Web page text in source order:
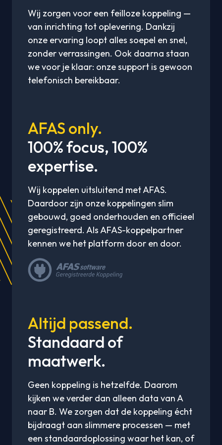
Wij zorgen voor een feilloze koppeling —
van inrichting tot oplevering. Dankzij
onze ervaring loopt alles soepel en snel,
zonder verrassingen. Ook daarna staan
we voor je klaar: onze support is gewoon
telefonisch bereikbaar.
AFAS only.
100% focus, 100%
expertise.
Wij koppelen uitsluitend met AFAS.
Daardoor zijn onze koppelingen slim
gebouwd, goed onderhouden en officieel
geregistreerd. Als AFAS-koppelpartner
kennen we het platform door en door.
Altijd passend.
Standaard of
maatwerk.
Geen koppeling is hetzelfde. Daarom
kijken we verder dan alleen data van A
naar B. We zorgen dat de koppeling écht
bijdraagt aan slimmere processen — met
een standaardoplossing waar het kan, of